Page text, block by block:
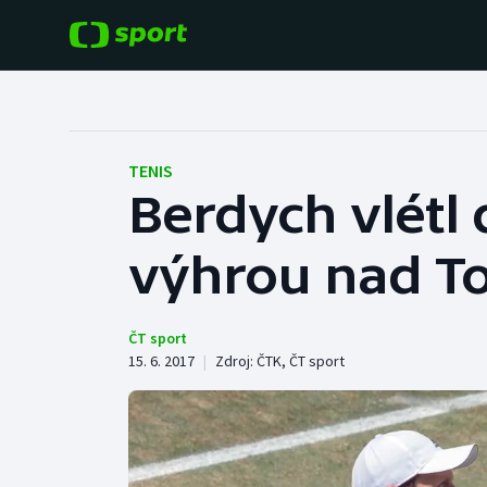
Hokej
Tenis
Cyklistika
Baseball a softbal
Basketbal
Boby a skeleton
Box
TENIS
Berdych vlétl
výhrou nad
ČT sport
15. 6. 2017 | Zdroj: ČTK, ČT sport